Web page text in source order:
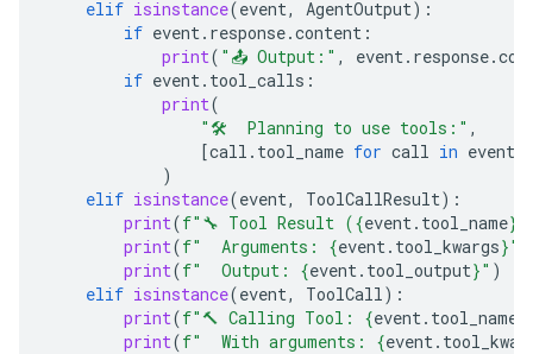
elif isinstance(event, AgentOutput):
if event. response.content :
print( "📤 Output:" , event. response.
if event. tool_calls :
print(
"🛠️  Planning to use tools:" ,
[call . tool_name for call in event
)
elif isinstance(event, ToolCallResult):
print(f"🔧 Tool Result ({event. tool_name}
print(f"  Arguments: {event. tool_kwargs}"
print(f"  Output: {event. tool_output}" )
elif isinstance(event, ToolCall):
print(f"🔨 Calling Tool: {event. tool_name
print(f"  With arguments: {event.